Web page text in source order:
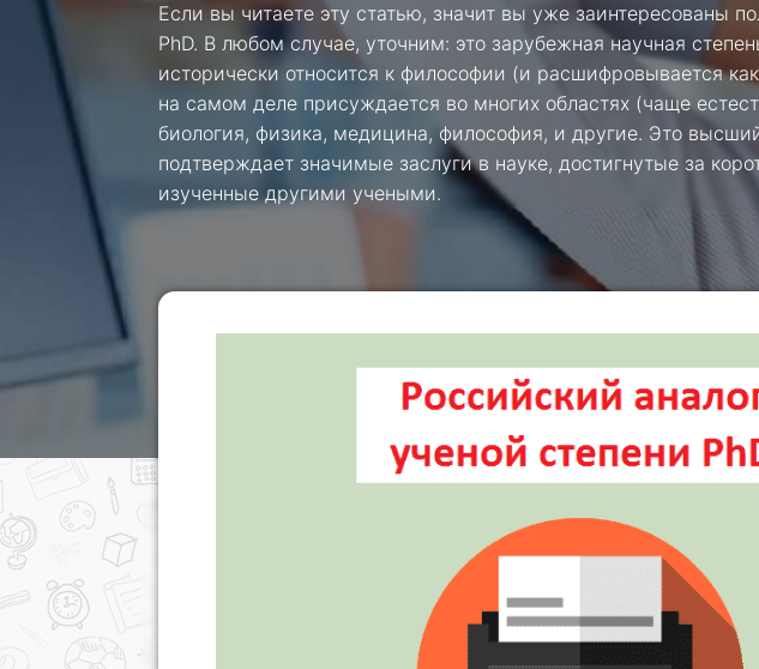
Если вы читаете эту статью, значит вы уже заинтересованы
PhD. В любом случае, уточним: это зарубежная научная
исторически относится к философии (и расшифровывается
на самом деле присуждается во многих областях (чаще
биология, физика, медицина, философия, и другие. Это
подтверждает значимые заслуги в науке, достигнутые за
изученные другими учеными.